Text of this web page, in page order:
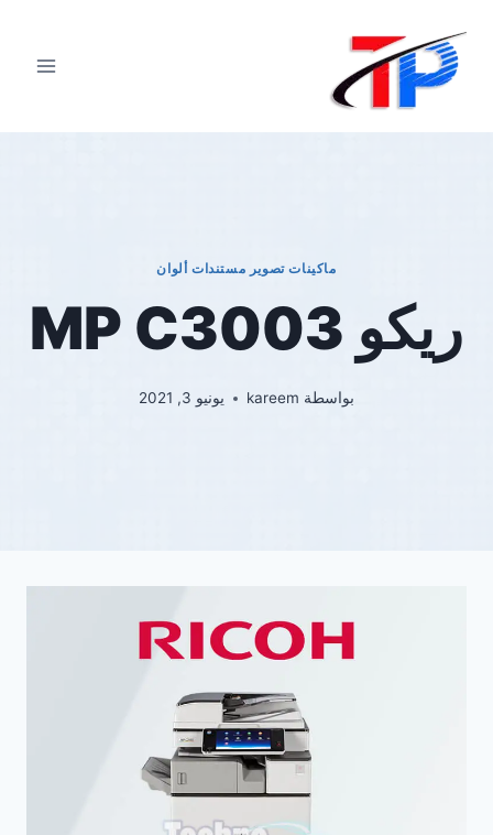
المحتوى
ماكينات تصوير مستندات ألوان
ريكو MP C3003
بواسطة kareem يونيو 3, 2021